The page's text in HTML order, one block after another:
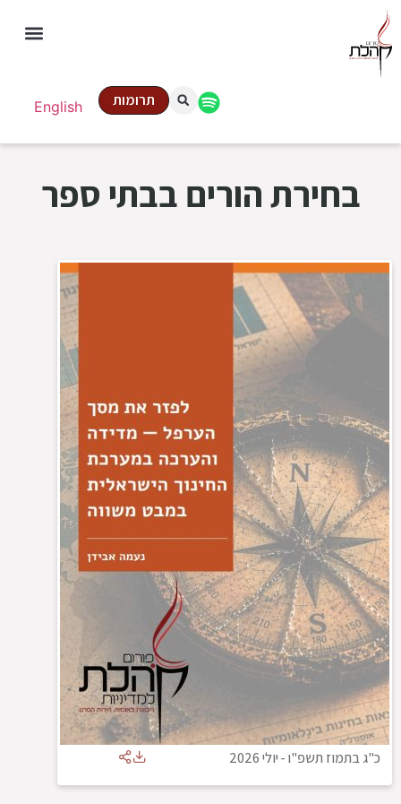
English תרומות
בחירת הורים בבתי ספר
כ"ג בתמוז תשפ"ו-יולי 2026